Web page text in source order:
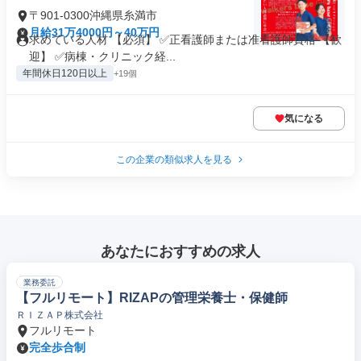
〒901-0300沖縄県糸満市
月給31万4000円～40万円
求めている人材 【必須】 ✅正看護師または准看護師資格 【歓
迎】 ✅病棟・クリニック経...
年間休日120日以上 +19個
気になる
この企業の類似求人を見る
あなたにおすすめの求人
業務委託
【フルリモート】RIZAPの管理栄養士・保健師
ＲＩＺＡＰ株式会社
フルリモート
完全歩合制